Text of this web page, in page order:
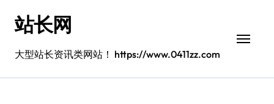
站长网
大型站长资讯类网站！ https://www.0411zz.com